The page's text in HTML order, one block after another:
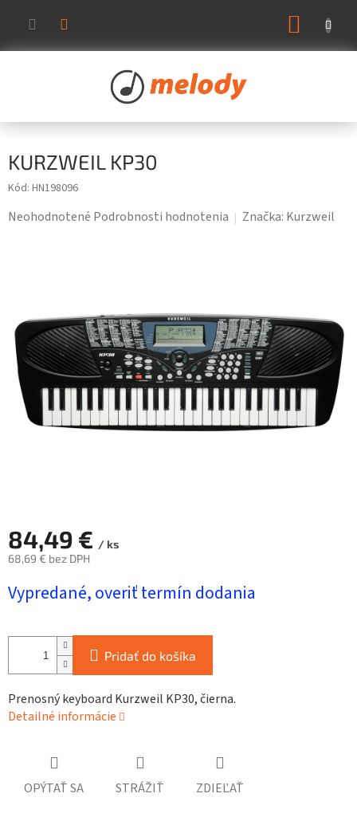
obsah
KURZWEIL KP30
Kód: HN198096
Priemerné
hviezdičiek.
Neohodnotené Podrobnosti hodnotenia Značka: Kurzweil
84,49 € / ks
68,69 € bez DPH
cena:
Vypredané, overiť termín dodania
Pridať do košíka
Prenosný keyboard Kurzweil KP30, čierna.
Detailné informácie
OPÝTAŤ SA STRÁŽIŤ ZDIEĽAŤ